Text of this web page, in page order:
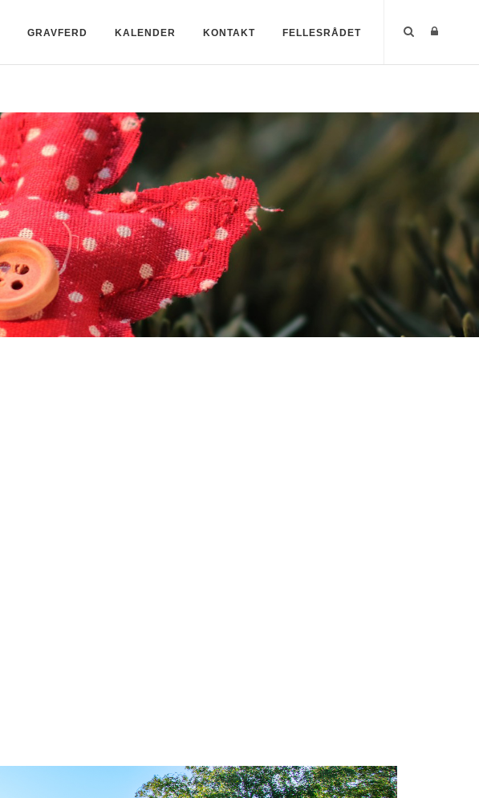
GRAVFERD KALENDER KONTAKT FELLESRÅDET